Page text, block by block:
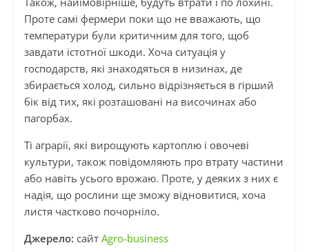
Проте самі фермери поки що не вважають, що
температури були критичним для того, щоб
завдати істотної шкоди. Хоча ситуація у
господарств, які знаходяться в низинах, де
збирається холод, сильно відрізняється в гірший
бік від тих, які розташовані на височинах або
пагорбах.
Ті аграрії, які вирощують картоплю і овочеві
культури, також повідомляють про втрату частини
або навіть усього врожаю. Проте, у деяких з них є
надія, що рослини ще зможу відновитися, хоча
листя частково почорніло.
Джерело: сайт Agro-business